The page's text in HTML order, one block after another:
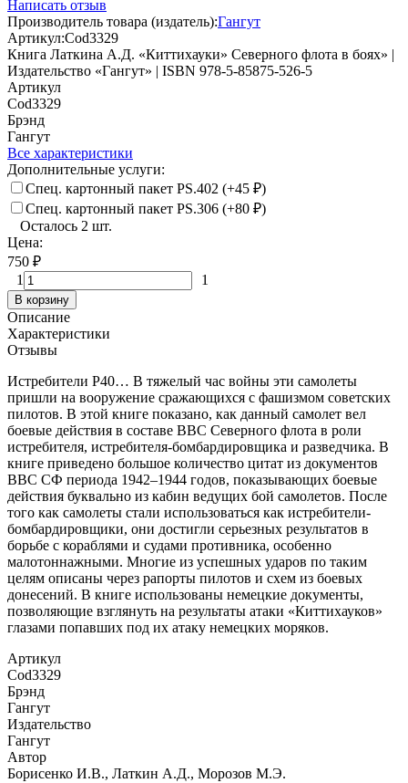
Написать отзыв
Производитель товара (издатель):Гангут
Артикул:Cod3329
Книга Латкина А.Д. «Киттихауки» Северного флота в боях» |
Издательство «Гангут» | ISBN 978-5-85875-526-5
Артикул
Cod3329
Брэнд
Гангут
Все характеристики
Дополнительные услуги:
Спец. картонный пакет PS.402 (+45 ₽)
Спец. картонный пакет PS.306 (+80 ₽)
Осталось 2 шт.
Цена:
750 ₽
1
1
В корзину
Описание
Характеристики
Отзывы
Истребители Р40… В тяжелый час войны эти самолеты
пришли на вооружение сражающихся с фашизмом советских
пилотов. В этой книге показано, как данный самолет вел
боевые действия в составе ВВС Северного флота в роли
истребителя, истребителя-бомбардировщика и разведчика. В
книге приведено большое количество цитат из документов
ВВС СФ периода 1942–1944 годов, показывающих боевые
действия буквально из кабин ведущих бой самолетов. После
того как самолеты стали использоваться как истребители-
бомбардировщики, они достигли серьезных результатов в
борьбе с кораблями и судами противника, особенно
малотоннажными. Многие из успешных ударов по таким
целям описаны через рапорты пилотов и схем из боевых
донесений. В книге использованы немецкие документы,
позволяющие взглянуть на результаты атаки «Киттихауков»
глазами попавших под их атаку немецких моряков.
Артикул
Cod3329
Брэнд
Гангут
Издательство
Гангут
Автор
Борисенко И.В., Латкин А.Д., Морозов М.Э.